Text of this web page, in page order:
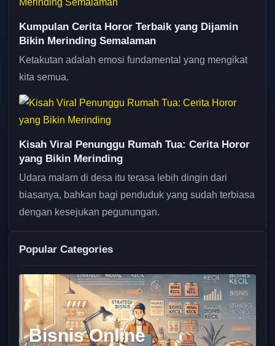
Kumpulan Cerita Horor Terbaik yang Dijamin
Bikin Merinding Semalaman
Ketakutan adalah emosi fundamental yang mengikat
kita semua.
Kisah Viral Penunggu Rumah Tua: Cerita Horor
yang Bikin Merinding
Udara malam di desa itu terasa lebih dingin dari
biasanya, bahkan bagi penduduk yang sudah terbiasa
dengan kesejukan pegunungan.
Popular Categories
Bisnis Online